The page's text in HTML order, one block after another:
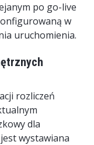
po go-live
w
uruchomienia.
rozliczeń
dla
wystawiana